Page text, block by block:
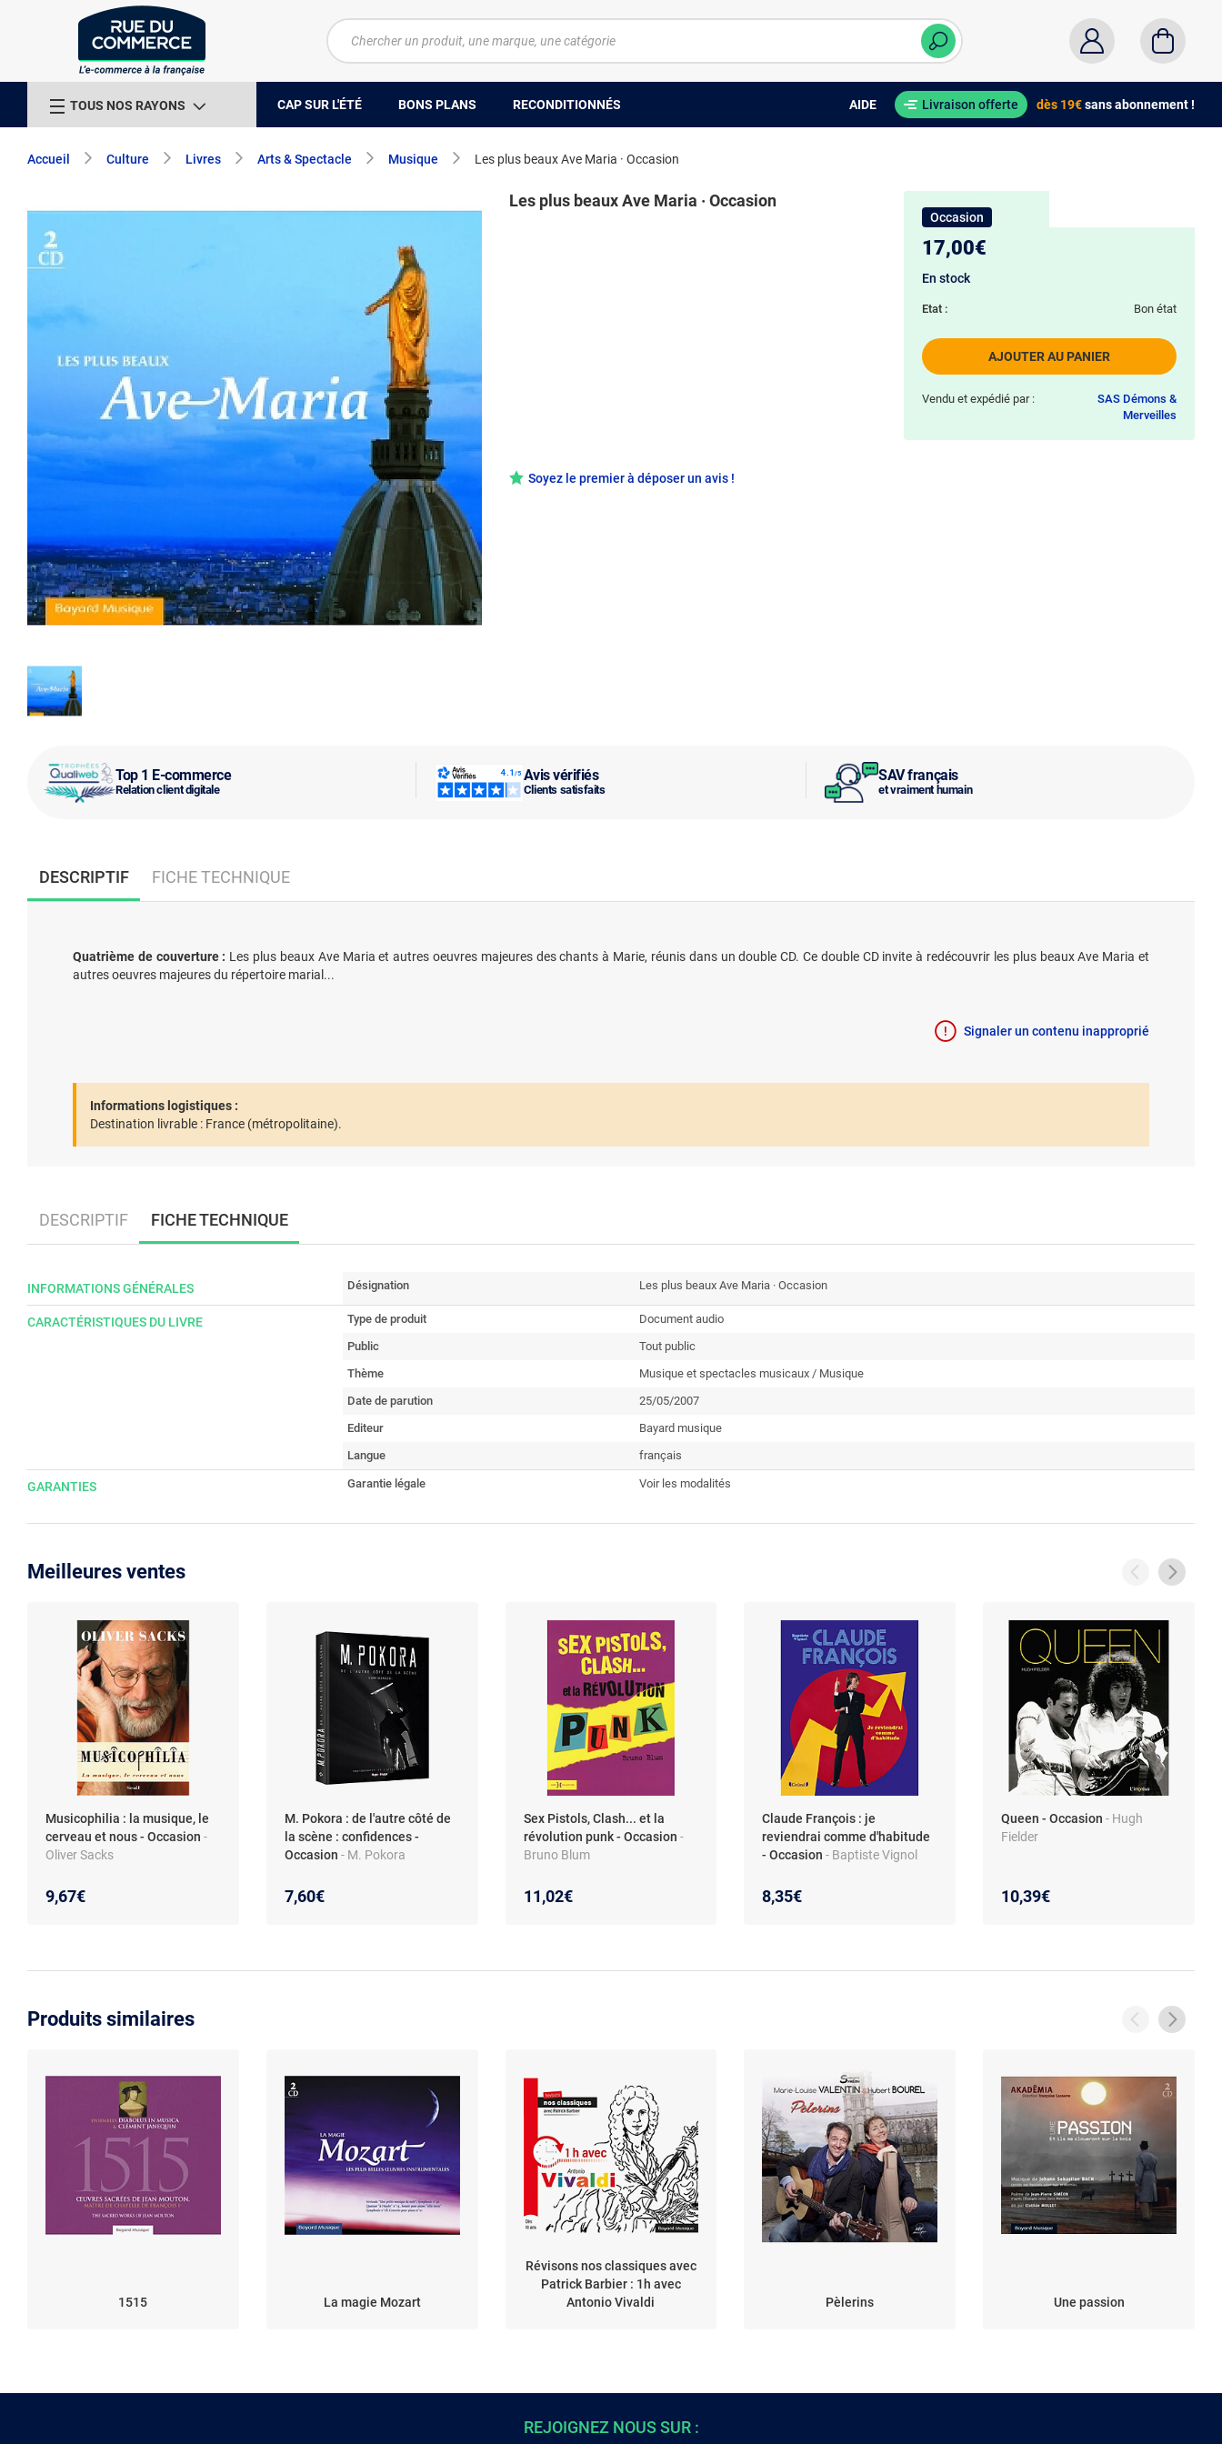
TOUS NOS RAYONS CAP SUR L'ÉTÉ BONS PLANS RECONDITIONNÉS AIDE Livraison offerte dès 19€sans abonnement !
Accueil Culture Livres Arts & Spectacle Musique Les plus beaux Ave Maria · Occasion
Top 1 E-commerce
Relation client digitale
Avis vérifiés
Clients satisfaits
SAV français
et vraiment humain
Les plus beaux Ave Maria · Occasion
Soyez le premier à déposer un avis !
Occasion
17,00€
AJOUTER AU PANIER
En stock
Etat : Bon état
Vendu et expédié par :
SAS Démons &
Merveilles
DESCRIPTIF FICHE TECHNIQUE
Quatrième de couverture : Les plus beaux Ave Maria et autres oeuvres majeures des chants à Marie, réunis dans un double CD. Ce double CD invite à redécouvrir les plus beaux Ave Maria et
autres oeuvres majeures du répertoire marial...
Signaler un contenu inapproprié
Informations logistiques :
Destination livrable : France (métropolitaine).
DESCRIPTIF FICHE TECHNIQUE
INFORMATIONS GÉNÉRALES Désignation Les plus beaux Ave Maria · Occasion
CARACTÉRISTIQUES DU LIVRE Type de produit
Document audio
Public
Tout public
Thème
Musique et spectacles musicaux / Musique
Date de parution
25/05/2007
Editeur
Bayard musique
Langue
français
GARANTIES Garantie légale Voir les modalités
Meilleures ventes
Musicophilia : la musique, le
cerveau et nous - Occasion -
Oliver Sacks
9,67€
M. Pokora : de l'autre côté de
la scène : confidences -
Occasion - M. Pokora
7,60€
Sex Pistols, Clash... et la
révolution punk - Occasion -
Bruno Blum
11,02€
Claude François : je
reviendrai comme d'habitude
- Occasion- Baptiste Vignol
8,35€
Queen - Occasion- Hugh
Fielder
10,39€
Produits similaires
1515 La magie Mozart
Révisons nos classiques avec
Patrick Barbier : 1h avec
Antonio Vivaldi
Pèlerins Une passion
REJOIGNEZ NOUS SUR :